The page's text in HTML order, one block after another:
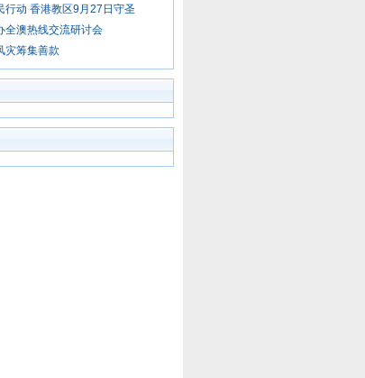
行动 香港教区9月27日守圣
全澳热线交流研讨会
灾筹集善款